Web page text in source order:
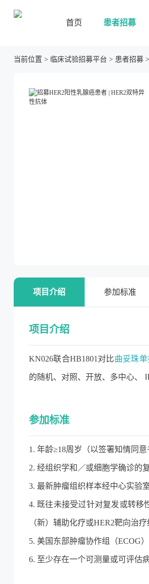
首页 患者招募
当前位置 > 临床试验招募平台 > 患者招募 >
项目介绍 参加标准
项目介绍
KN026联合HB1801对比曲妥珠单
的随机、对照、开放、多中心、
参加标准
1. 年龄≥18周岁（以签署知情同
2. 经组织学和／或细胞学确诊的
3. 最新肿瘤组织样本经中心实验
4. 既往未接受过针对复发或转移
（新）辅助化疗或HER2靶向治
5. 美国东部肿瘤协作组（ECOG
6. 至少存在一个可测量或可评估